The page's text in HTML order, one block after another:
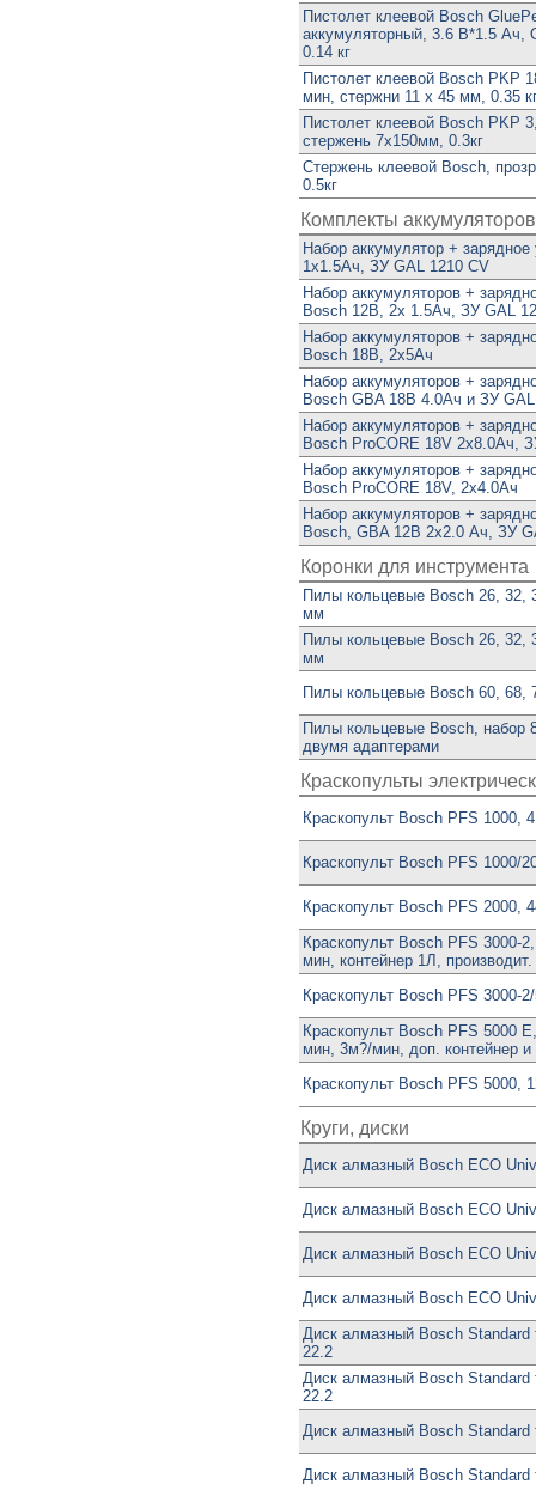
Пистолет клеевой Bosch
аккумуляторный, 3.6 В*1.5 Ач,
0.14 кг
Пистолет клеевой Bosch PKP
мин, стержни 11 x 45 мм, 0.35
Пистолет клеевой Bosch PKP
стержень 7х150мм, 0.3кг
Стержень клеевой Bosch,
0.5кг
Комплекты
Набор аккумулятор + зарядное
1х1.5Ач, ЗУ GAL 1210 CV
Набор аккумуляторов +
Bosch 12В, 2х 1.5Ач, ЗУ GAL
Набор аккумуляторов +
Bosch 18В, 2х5Ач
Набор аккумуляторов +
Bosch GBA 18В 4.0Ач и ЗУ
Набор аккумуляторов +
Bosch ProCORE 18V 2х8.0Aч,
Набор аккумуляторов +
Bosch ProCORE 18V, 2х4.0Aч
Набор аккумуляторов +
Bosch, GBA 12В 2х2.0 Aч, ЗУ
Коронки для инструмента
Пилы кольцевые Bosch 26, 32,
мм
Пилы кольцевые Bosch 26, 32,
мм
Пилы кольцевые Bosch 60, 68,
Пилы кольцевые Bosch, набор
двумя адаптерами
Краскопульты
Краскопульт Bosch PFS 1000,
Краскопульт Bosch PFS 1000/
Краскопульт Bosch PFS 2000,
Краскопульт Bosch PFS 3000-
мин, контейнер 1Л,
Краскопульт Bosch PFS 3000-
Краскопульт Bosch PFS 5000
мин, 3м?/мин, доп. контейнер
Краскопульт Bosch PFS 5000,
Круги, диски
Диск алмазный Bosch ECO
Диск алмазный Bosch ECO
Диск алмазный Bosch ECO
Диск алмазный Bosch ECO
Диск алмазный Bosch Standard
22.2
Диск алмазный Bosch Standard
22.2
Диск алмазный Bosch Standard
Диск алмазный Bosch Standard